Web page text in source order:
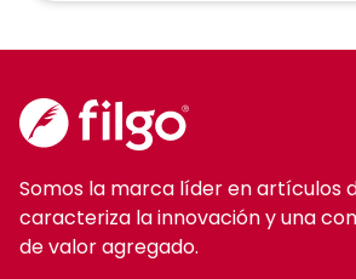
Somos la marca líder en artículos
caracteriza la innovación y una
de valor agregado.